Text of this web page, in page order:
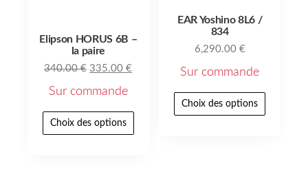
Elipson HORUS 6B –
la paire
340.00€ 335.00€
Sur commande
Choix des options
EAR Yoshino 8L6 /
834
6,290.00 €
Sur commande
Choix des options